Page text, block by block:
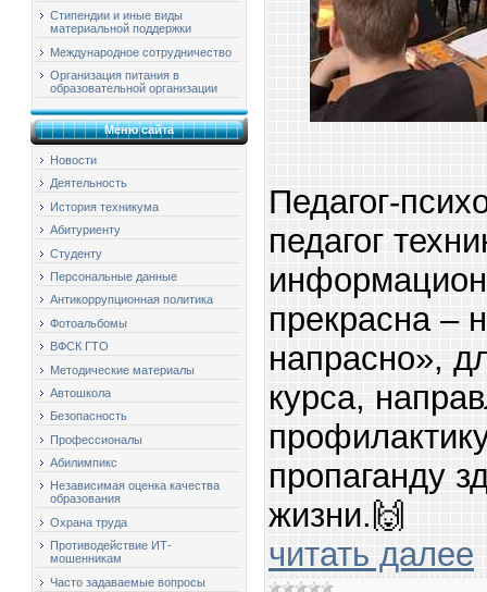
Стипендии и иные виды
материальной поддержки
Международное сотрудничество
Организация питания в
образовательной организации
Меню сайта
Новости
Деятельность
История техникума
Абитуриенту
Студенту
Персональные данные
Антикоррупционная политика
Фотоальбомы
ВФСК ГТО
Методические материалы
Автошкола
Безопасность
Профессионалы
Абилимпикс
Независимая оценка качества
образования
Охрана труда
Противодействие ИТ-
мошенникам
Часто задаваемые вопросы
Педагог-
педагог
прекрасна –
напрасно»,
курса,
пропаганду
жизни.🙌
читать далее